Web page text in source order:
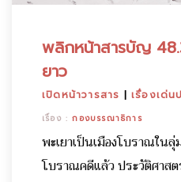
พลิกหน้าสารบัญ
ยาว
เปิดหน้าวารสาร |เรื่องเด่น
เรื่อง :กองบรรณาธิการ
พะเยาเป็นเมืองโบราณใน
โบราณคดีแล้ว ประวัติศาสต